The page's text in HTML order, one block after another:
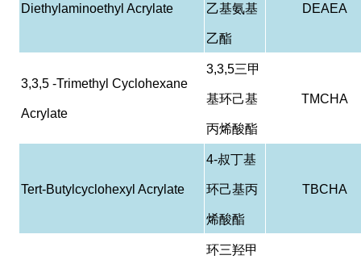
Diethylaminoethyl Acrylate 乙基氨基
乙酯
DEAEA
3,3,5 -Trimethyl Cyclohexane
Acrylate
3,3,5三甲
基环己基
丙烯酸酯
TMCHA
Tert-Butylcyclohexyl Acrylate
4-叔丁基
环己基丙
烯酸酯
TBCHA
环三羟甲